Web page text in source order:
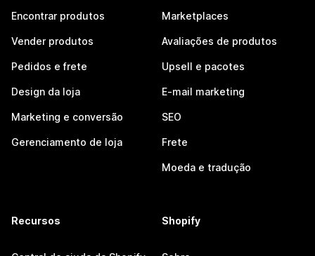
Encontrar produtos
Vender produtos
Pedidos e frete
Design da loja
Marketing e conversão
Gerenciamento de loja
Marketplaces
Avaliações de produtos
Upsell e pacotes
E-mail marketing
SEO
Frete
Moeda e tradução
Recursos Shopify